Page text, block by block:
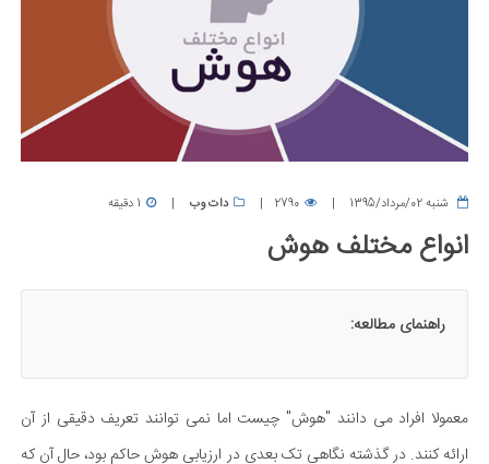
شنبه 02/مرداد/1395 2790 دات وب 1 دقیقه
انواع مختلف هوش
راهنمای مطالعه:
معمولا افراد می دانند "هوش" چیست اما نمی توانند تعریف دقیقی از آن
ارائه کنند. در گذشته نگاهی تک بعدی در ارزیابی هوش حاکم بود، حال آن که